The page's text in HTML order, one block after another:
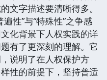
文字描述要清晰得多。
性”与“特殊性”之争感
化背景下人权实践的详
有了更深刻的理解。它
说明了在人权保护方
性的前提下，坚持普适